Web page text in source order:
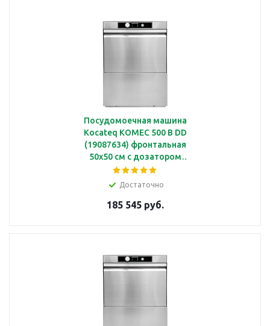
Посудомоечная машина
Kocateq KOMEC 500 B DD
(19087634) фронтальная
50х50 см с дозатором
ополаскивающих и
моющих средств, с
Достаточно
185 545 руб.